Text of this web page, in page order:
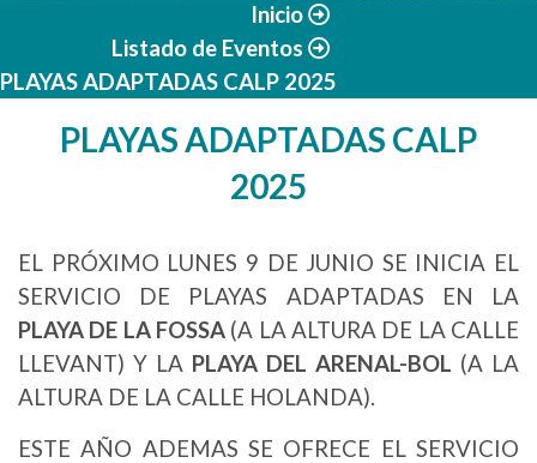
Inicio
Listado de Eventos
PLAYAS ADAPTADAS CALP 2025
PLAYAS ADAPTADAS CALP
2025
EL PRÓXIMO LUNES 9 DE JUNIO SE INICIA EL
SERVICIO DE PLAYAS ADAPTADAS EN LA
PLAYA DE LA FOSSA (A LA ALTURA DE LA CALLE
LLEVANT) Y LA PLAYA DEL ARENAL-BOL (A LA
ALTURA DE LA CALLE HOLANDA).
ESTE AÑO ADEMAS SE OFRECE EL SERVICIO